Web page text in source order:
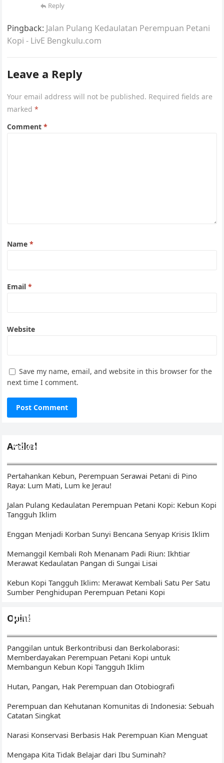
Reply
Pingback: Jalan Pulang Kedaulatan Perempuan Petani
Kopi - LivE Bengkulu.com
Leave a Reply
Your email address will not be published. Required fields are
marked*
Comment*
Name*
Email*
Website
Save my name, email, and website in this browser for the
next time I comment.
Artikel
Kedurei Kawo: Ikhtiar Menunaikan Amanat di Kebun Kopi
Pertahankan Kebun, Perempuan Serawai Petani di Pino
Raya: Lum Mati, Lum ke Jerau!
Jalan Pulang Kedaulatan Perempuan Petani Kopi: Kebun Kopi
Tangguh Iklim
Enggan Menjadi Korban Sunyi Bencana Senyap Krisis Iklim
Memanggil Kembali Roh Menanam Padi Riun: Ikhtiar
Merawat Kedaulatan Pangan di Sungai Lisai
Kebun Kopi Tangguh Iklim: Merawat Kembali Satu Per Satu
Sumber Penghidupan Perempuan Petani Kopi
Opini
Mutigh Kawo(e): Dari Bengkulu, Membangun Narasi Kopi
Panggilan untuk Berkontribusi dan Berkolaborasi:
Memberdayakan Perempuan Petani Kopi untuk
Membangun Kebun Kopi Tangguh Iklim
Hutan, Pangan, Hak Perempuan dan Otobiografi
Perempuan dan Kehutanan Komunitas di Indonesia: Sebuah
Catatan Singkat
Narasi Konservasi Berbasis Hak Perempuan Kian Menguat
Mengapa Kita Tidak Belajar dari Ibu Suminah?